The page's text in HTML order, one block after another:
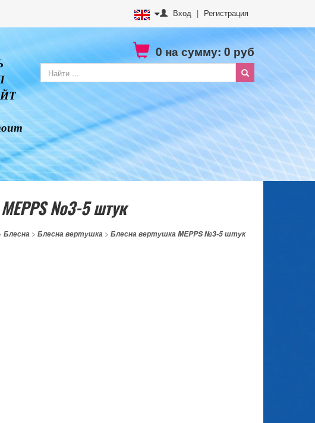
Вход | Регистрация
0на сумму: 0 руб
№3-5 штук
Блесна >Блесна вертушка >Блесна вертушка MEPPS №3-5 штук